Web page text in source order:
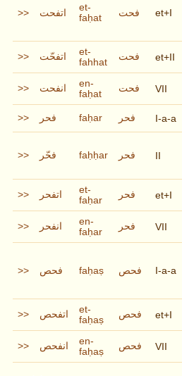
>> اتفحت
et-
faḥat
فحت et+I
>> اتفحّت
et-
fahhat
فحت et+II
>> انفحت
en-
faḥat
فحت VII
>> فحر faḥar فحر I-a-a
>> فحّر faḥḥar فحر II
>> اتفحر
et-
faḥar
فحر et+I
>> انفحر
en-
faḥar
فحر VII
>> فحص faḥaṣ فحص I-a-a
>> اتفحص
et-
faḥaṣ
فحص et+I
>> انفحص
en-
faḥaṣ
فحص VII